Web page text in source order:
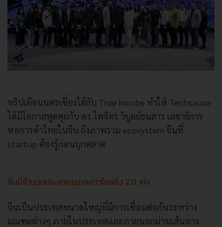
ทริปเยือนนครเซี่ยงไฮ้กับ True Incube ทำให้ Techsauce
ได้มีโอกาสพูดคุยกับ ดร.ไพจิตร วิบูลย์ธนสาร เลขาธิการ
หอการค้าไทยในจีน ถึงภาพรวม ecosystem จีนที่
startup ต้องรู้ก่อนบุกตลาด
จีนมีจำนวนประชากรมากกว่าไทยถึง 20 เท่า
จีนเป็นประเทศขนาดใหญ่ที่มีการเชื่อมต่อกันระหว่าง
มณฑลต่างๆ ภายในประเทศและภายนอกผ่านเส้นทาง